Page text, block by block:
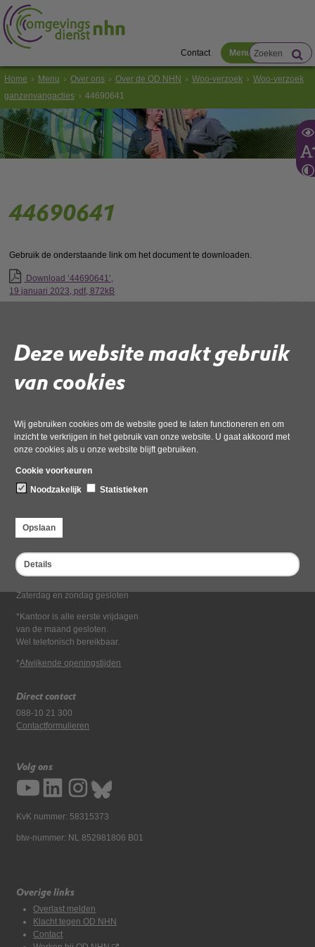
Deze website maakt gebruik
van cookies
Wij gebruiken cookies om de website goed te laten functioneren en om
inzicht te verkrijgen in het gebruik van onze website. U gaat akkoord met
onze cookies als u onze website blijft gebruiken.
Cookie voorkeuren
Noodzakelijk
Statistieken
Opslaan
Details
Contact Menu
Home Menu Over ons Over de OD NHN Woo-verzoek
Woo-verzoek
ganzenvangacties
44690641
44690641
Gebruik de onderstaande link om het document te downloaden.
Download ‘44690641’,
19 januari 2023, pdf, 872kB
Bezoekadres
Dampten 2, 1624 NR Hoorn
Postbus 2095, 1620 EB Hoorn
Openingstijden kantoor
Maandag tot en met vrijdag*
van 08:00 tot 16:30
Zaterdag en zondag gesloten
*Kantoor is alle eerste vrijdagen
van de maand gesloten.
Wel telefonisch bereikbaar.
*Afwijkende openingstijden
Direct contact
088-10 21 300
Contactformulieren
Volg ons
KvK nummer: 58315373
btw-nummer: NL 852981806 B01
Overige links
Overlast melden
Klacht tegen OD NHN
Contact